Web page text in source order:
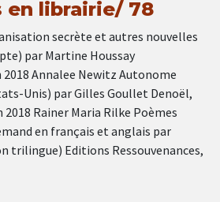
en librairie/ 78
secrète et autres nouvelles
par Martine Houssay
2018 Annalee Newitz Autonome
Unis) par Gilles Goullet Denoël,
2018 Rainer Maria Rilke Poèmes
en français et anglais par
trilingue) Editions Ressouvenances,